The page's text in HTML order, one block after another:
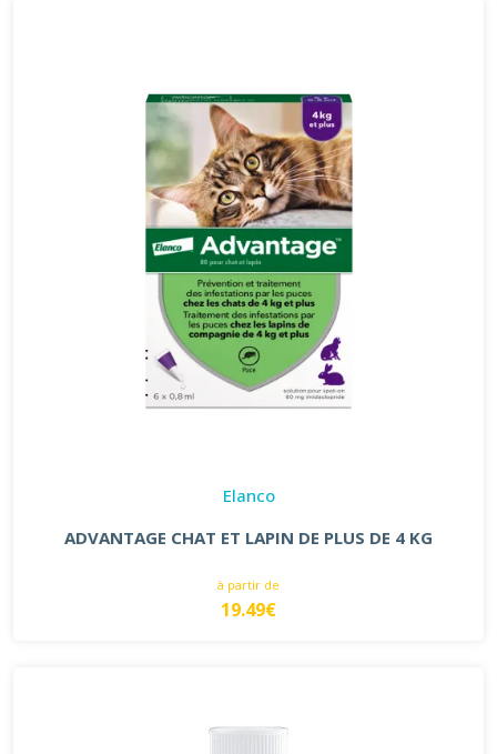
Elanco
ADVANTAGE CHAT ET LAPIN DE PLUS DE 4 KG
à partir de
19.49€